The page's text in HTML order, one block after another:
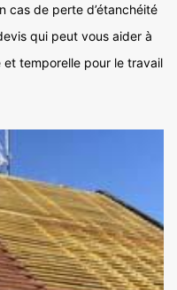
cas de perte d’étanchéité
qui peut vous aider à
temporelle pour le travail